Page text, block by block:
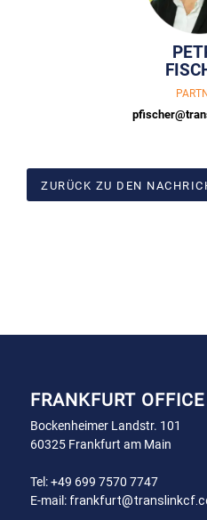
ZURÜCK ZU DEN
FRANKFURT OFFICE
Bockenheimer Landstr. 101
60325 Frankfurt am Main
Tel:+49 699 7570 7747
E-mail: